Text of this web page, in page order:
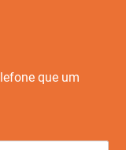
que um